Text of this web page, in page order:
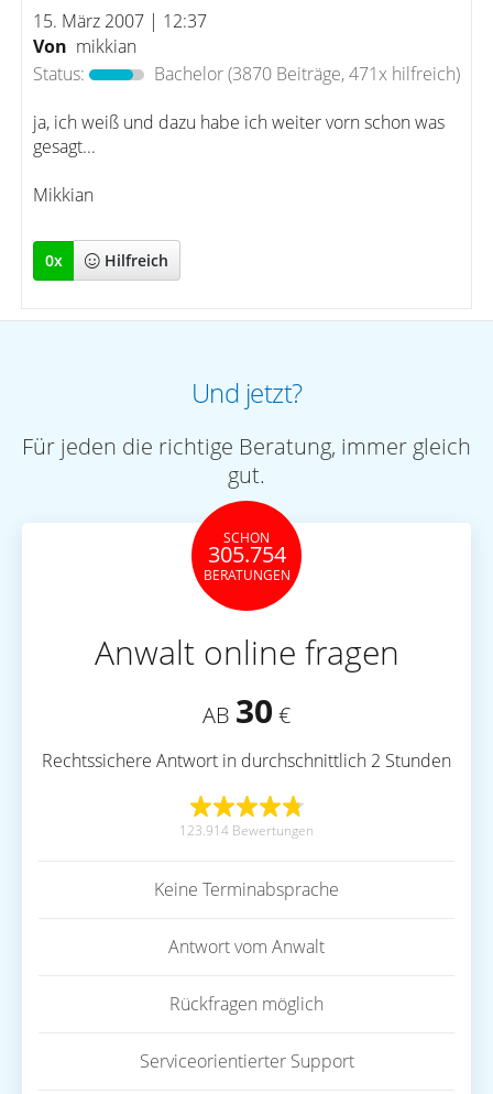
15. März 2007 | 12:37
Von mikkian
Status:
Bachelor(3870 Beiträge, 471x hilfreich)
ja, ich weiß und dazu habe ich weiter vorn schon was
gesagt...
Mikkian
0x Hilfreich
Und jetzt?
Für jeden die richtige Beratung, immer gleich
gut.
SCHON
305.754
BERATUNGEN
Anwalt online fragen
AB 30 €
Rechtssichere Antwort in durchschnittlich 2 Stunden
123.914 Bewertungen
Keine Terminabsprache
Antwort vom Anwalt
Rückfragen möglich
Serviceorientierter Support